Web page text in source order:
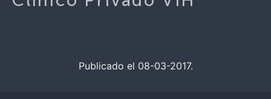
Publicado el 08-03-2017.